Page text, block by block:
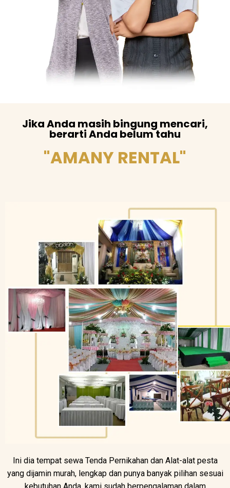
Jika Anda masih bingung mencari,
berarti Anda belum tahu
"AMANY RENTAL"
Ini dia tempat sewa Tenda Pernikahan dan Alat-alat pesta
yang dijamin murah, lengkap dan punya banyak pilihan sesuai
kebutuhan Anda, kami sudah berpengalaman dalam